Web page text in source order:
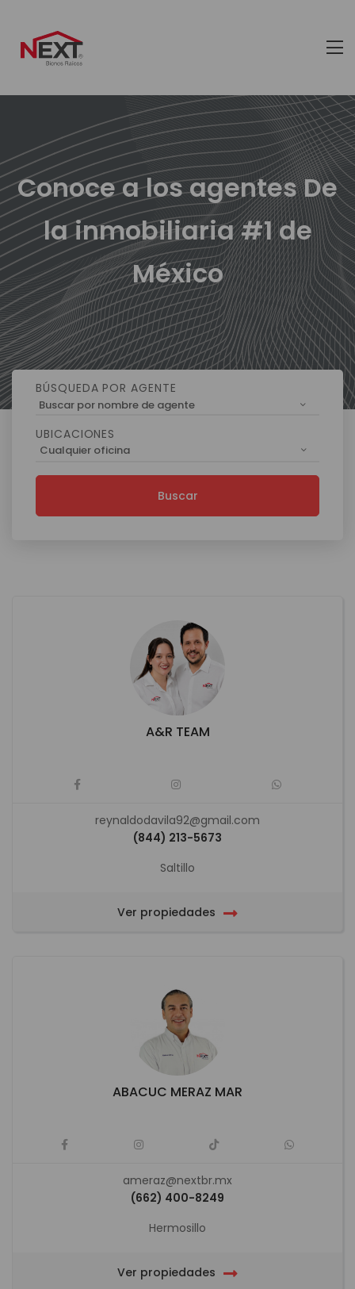
Conoce a los agentes De
la inmobiliaria #1 de
México
BÚSQUEDA POR AGENTE
Buscar por nombre de agente
UBICACIONES
Cualquier oficina
Buscar
A&R TEAM
reynaldodavila92@gmail.com
(844) 213-5673
Saltillo
Ver propiedades
ABACUC MERAZ MAR
ameraz@nextbr.mx
(662) 400-8249
Hermosillo
Ver propiedades